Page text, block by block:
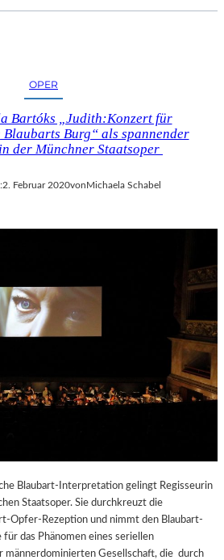
OPER
Bartóks „Judith:Konzert für
Burg“ als spannender
der Münchner Staatsoper
2. Februar 2020vonMichaela Schabel
Blaubart-Interpretation gelingt Regisseurin
Staatsoper. Sie durchkreuzt die
Opfer-Rezeption und nimmt den Blaubart-
das Phänomen eines seriellen
männerdominierten Gesellschaft, die durch